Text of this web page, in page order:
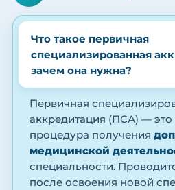
Что такое первичная
специализированная
зачем она нужна?
Первичная
аккредитация (ПСА) — это
процедура получения
медицинской
специальности.
после освоения новой